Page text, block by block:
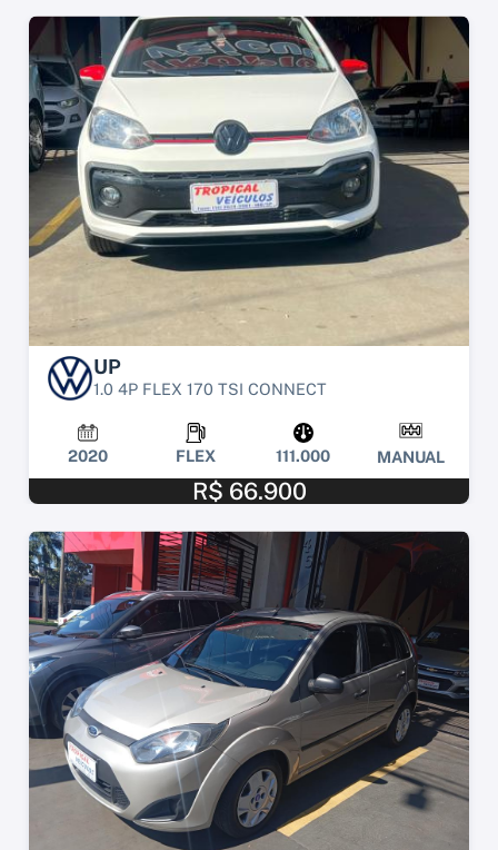
UP
1.0 4P FLEX 170 TSI CONNECT
2020 FLEX 111.000 MANUAL
R$ 66.900